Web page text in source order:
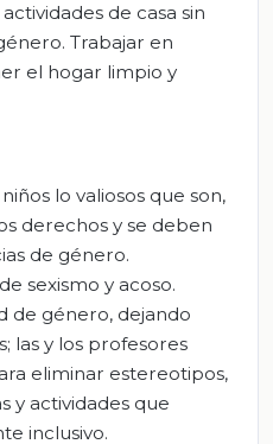
de casa sin
Trabajar en
el hogar limpio y
lo valiosos que son,
derechos y se deben
de género.
sexismo y acoso.
de género, dejando
las y los profesores
eliminar estereotipos,
y actividades que
inclusivo.